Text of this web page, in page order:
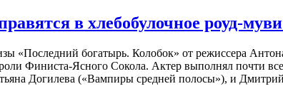
в хлебобулочное роуд-
«Последний богатырь. Колобок» от режиссера
Финиста-Ясного Сокола. Актер выполнял почти
Догилева («Вампиры средней полосы»), и